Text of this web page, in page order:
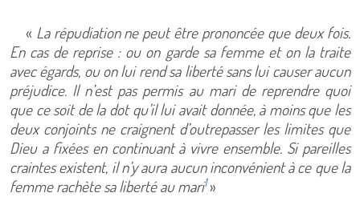
« La répudiation ne peut être prononcée que deux fois.
En cas de reprise : ou on garde sa femme et on la traite
avec égards, ou on lui rend sa liberté sans lui causer aucun
préjudice. Il n’est pas permis au mari de reprendre quoi
que ce soit de la dot qu’il lui avait donnée, à moins que les
deux conjoints ne craignent d’outrepasser les limites que
Dieu a fixées en continuant à vivre ensemble. Si pareilles
craintes existent, il n’y aura aucun inconvénient à ce que la
femme rachète sa liberté au mari1 »